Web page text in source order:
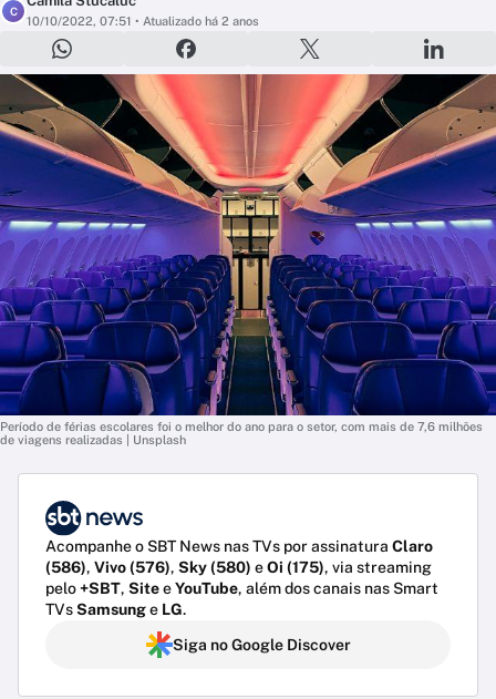
C
10/10/2022, 07:51 • Atualizado há 2 anos
Período de férias escolares foi o melhor do ano para o setor, com mais de 7,6 milhões
de viagens realizadas | Unsplash
Acompanhe o SBT News nas TVs por assinatura Claro
(586), Vivo (576), Sky (580) eOi (175), via streaming
pelo+SBT, SiteeYouTube, além dos canais nas Smart
TVsSamsunge LG.
Siga no Google Discover